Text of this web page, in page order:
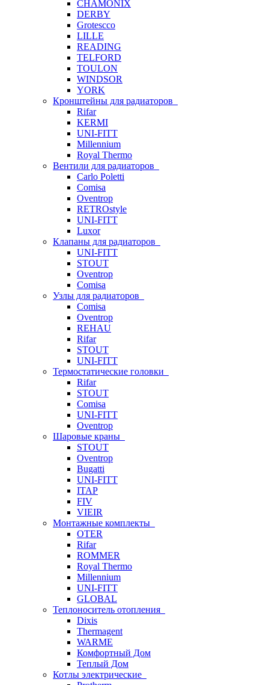
CHAMONIX
DERBY
Grotescco
LILLE
READING
TELFORD
TOULON
WINDSOR
YORK
Кронштейны для радиаторов
Rifar
KERMI
UNI-FITT
Millennium
Royal Thermo
Вентили для радиаторов
Carlo Poletti
Comisa
Oventrop
RETROstyle
UNI-FITT
Luxor
Клапаны для радиаторов
UNI-FITT
STOUT
Oventrop
Comisa
Узлы для радиаторов
Comisa
Oventrop
REHAU
Rifar
STOUT
UNI-FITT
Термостатические головки
Rifar
STOUT
Comisa
UNI-FITT
Oventrop
Шаровые краны
STOUT
Oventrop
Bugatti
UNI-FITT
ITAP
FIV
VIEIR
Монтажные комплекты
OTER
Rifar
ROMMER
Royal Thermo
Millennium
UNI-FITT
GLOBAL
Теплоноситель отопления
Dixis
Thermagent
WARME
Комфортный Дом
Теплый Дом
Котлы электрические